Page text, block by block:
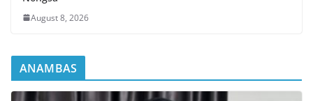
August 8, 2026
ANAMBAS